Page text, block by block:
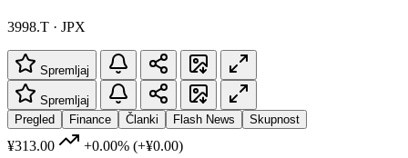
3998.T · JPX
Spremljaj
Spremljaj
Pregled
Finance Članki Flash News Skupnost
¥313.00 +0.00% (+¥0.00)